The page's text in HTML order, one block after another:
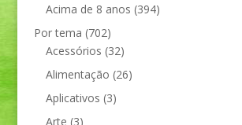
Acima de 8 anos (394)
Por tema (702)
Acessórios (32)
Alimentação (26)
Aplicativos (3)
Arte (3)